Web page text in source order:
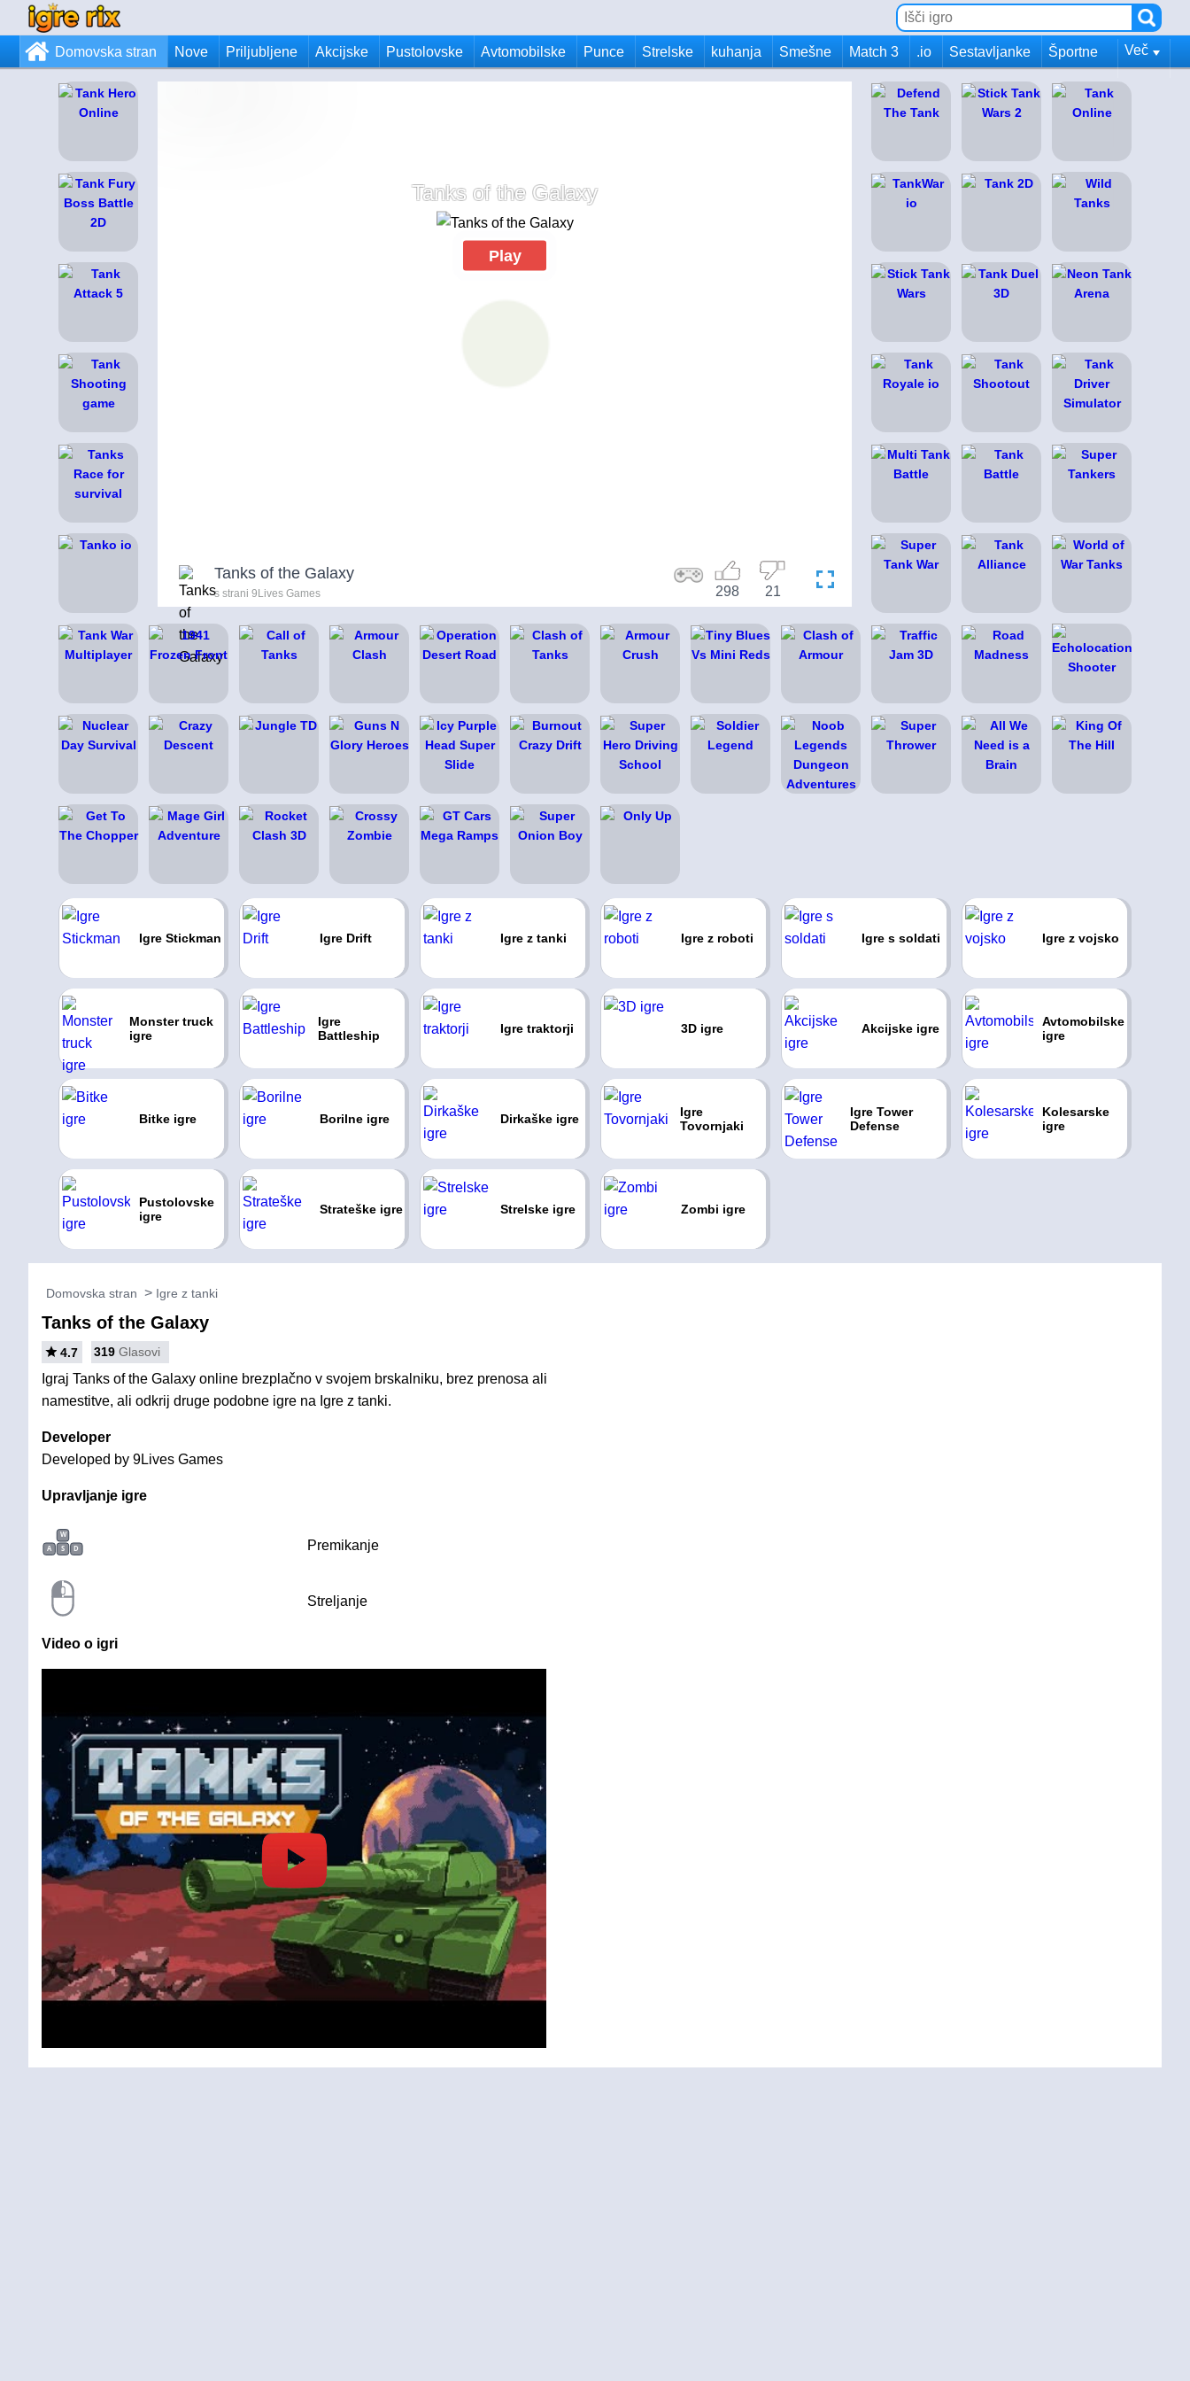
Domovska stran Nove Priljubljene Akcijske Pustolovske Avtomobilske Punce Strelske kuhanja Smešne Match 3 .io Sestavljanke Športne Več
Tanks of the Galaxy
Play
Tanks of the Galaxy
s strani 9Lives Games 21
298
Igre Stickman Igre Drift Igre z tanki Igre z roboti Igre s soldati Igre z vojsko
Monster truck
igre
Igre
Battleship
Igre traktorji 3D igre Akcijske igre
Avtomobilske
igre
Bitke igre Borilne igre Dirkaške igre
Igre
Tovornjaki
Igre Tower
Defense
Kolesarske
igre
Pustolovske
igre
Strateške igre Strelske igre Zombi igre
Domovska stran Igre z tanki
Tanks of the Galaxy
4.7 319 Glasovi
Igraj Tanks of the Galaxy online brezplačno v svojem brskalniku, brez prenosa ali
namestitve, ali odkrij druge podobne igre na Igre z tanki.
Developer
Developed by 9Lives Games
Upravljanje igre
W
A
S D Premikanje
Streljanje
Video o igri